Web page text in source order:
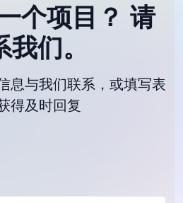
个项目？ 请
们。
息与我们联系，或填写表
得及时回复